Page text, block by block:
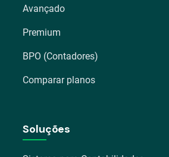
Avançado
Premium
BPO (Contadores)
Comparar planos
Soluções